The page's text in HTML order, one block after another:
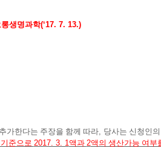
생명과학(‘17. 7. 13.)
가한다는 주장을 함께 따라, 당사는 신청인
준으로 2017. 3. 1액과 2액의 생산가능 여부